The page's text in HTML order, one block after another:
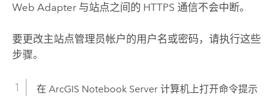
Web Adapter 与站点之间的 HTTPS 通信不会中断。
要更改主站点管理员帐户的用户名或密码，请执行这些
步骤。
在 ArcGIS Notebook Server计算机上打开命令提示